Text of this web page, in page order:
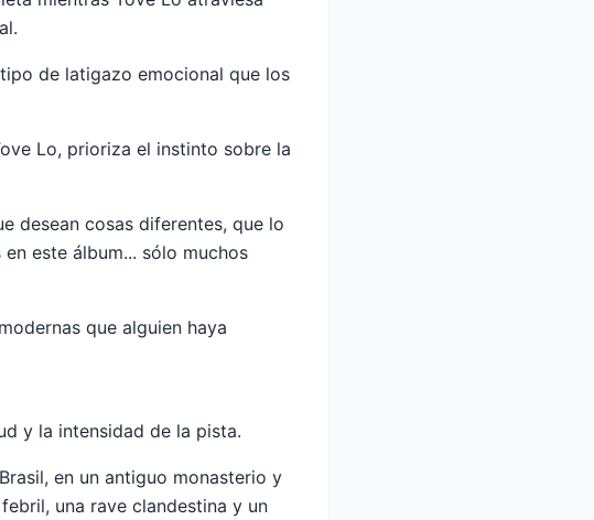
de latigazo emocional que los
Lo, prioriza el instinto sobre la
desean cosas diferentes, que lo
este álbum... sólo muchos
que alguien haya
y la intensidad de la pista.
en un antiguo monasterio y
una rave clandestina y un